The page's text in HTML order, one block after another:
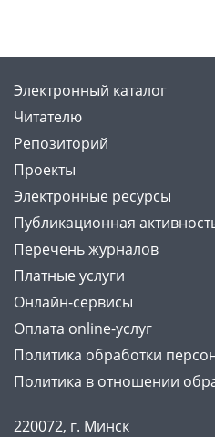
Электронный каталог
Читателю
Репозиторий
Проекты
Электронные ресурсы
Публикационная
Перечень журналов
Платные услуги
Онлайн-сервисы
Оплата online-услуг
Политика обработки
Политика в отношении
220072, г. Минск